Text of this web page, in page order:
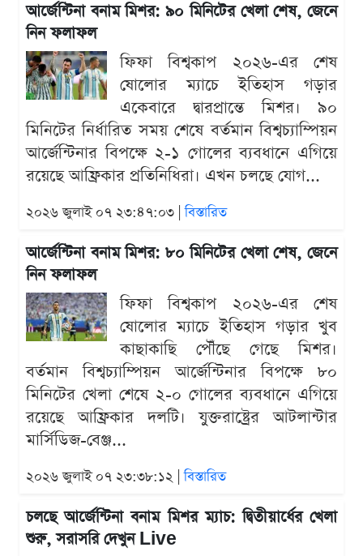
আর্জেন্টিনা বনাম মিশর: ৯০ মিনিটের খেলা শেষ, জেনে
নিন ফলাফল
ফিফা বিশ্বকাপ ২০২৬-এর শেষ
ষোলোর ম্যাচে ইতিহাস গড়ার
একেবারে দ্বারপ্রান্তে মিশর। ৯০
মিনিটের নির্ধারিত সময় শেষে বর্তমান বিশ্বচ্যাম্পিয়ন
আর্জেন্টিনার বিপক্ষে ২-১ গোলের ব্যবধানে এগিয়ে
রয়েছে আফ্রিকার প্রতিনিধিরা। এখন চলছে যোগ...
২০২৬ জুলাই ০৭ ২৩:৪৭:০৩ |বিস্তারিত
আর্জেন্টিনা বনাম মিশর: ৮০ মিনিটের খেলা শেষ, জেনে
নিন ফলাফল
ফিফা বিশ্বকাপ ২০২৬-এর শেষ
ষোলোর ম্যাচে ইতিহাস গড়ার খুব
কাছাকাছি পৌঁছে গেছে মিশর।
বর্তমান বিশ্বচ্যাম্পিয়ন আর্জেন্টিনার বিপক্ষে ৮০
মিনিটের খেলা শেষে ২-০ গোলের ব্যবধানে এগিয়ে
রয়েছে আফ্রিকার দলটি। যুক্তরাষ্ট্রের আটলান্টার
মার্সিডিজ-বেঞ্জ...
২০২৬ জুলাই ০৭ ২৩:৩৮:১২ |বিস্তারিত
চলছে আর্জেন্টিনা বনাম মিশর ম্যাচ: দ্বিতীয়ার্ধের খেলা
শুরু, সরাসরি দেখুন Live